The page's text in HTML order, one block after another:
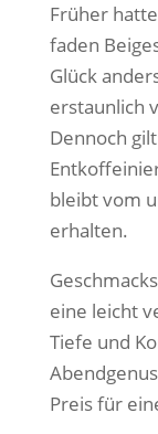
Früher
faden
Glück
erstaunlich
Dennoch
bleibt vom
erhalten.
eine leicht
Tiefe und
Preis für